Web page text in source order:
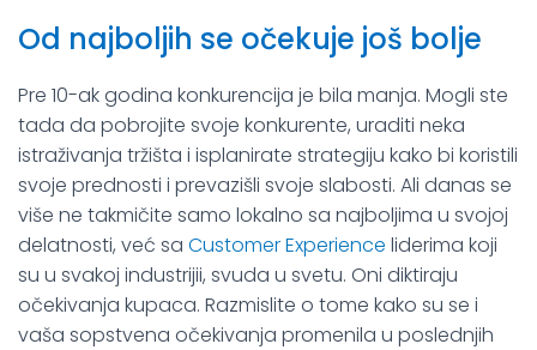
Od najboljih se očekuje još bolje
Pre 10-ak godina konkurencija je bila manja. Mogli ste
tada da pobrojite svoje konkurente, uraditi neka
istraživanja tržišta i isplanirate strategiju kako bi koristili
svoje prednosti i prevazišli svoje slabosti. Ali danas se
više ne takmičite samo lokalno sa najboljima u svojoj
delatnosti, već sa Customer Experience liderima koji
su u svakoj industrijii, svuda u svetu. Oni diktiraju
očekivanja kupaca. Razmislite o tome kako su se i
vaša sopstvena očekivanja promenila u poslednjih